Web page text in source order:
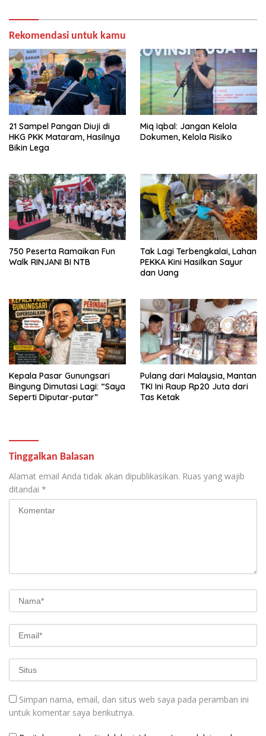
Rekomendasi untuk kamu
21 Sampel Pangan Diuji di
HKG PKK Mataram, Hasilnya
Bikin Lega
Miq Iqbal: Jangan Kelola
Dokumen, Kelola Risiko
750 Peserta Ramaikan Fun
Walk RINJANI BI NTB
Tak Lagi Terbengkalai, Lahan
PEKKA Kini Hasilkan Sayur
dan Uang
Kepala Pasar Gunungsari
Bingung Dimutasi Lagi: “Saya
Seperti Diputar-putar”
Pulang dari Malaysia, Mantan
TKI Ini Raup Rp20 Juta dari
Tas Ketak
Tinggalkan Balasan
Alamat email Anda tidak akan dipublikasikan. Ruas yang wajib
ditandai *
Simpan nama, email, dan situs web saya pada peramban ini
untuk komentar saya berikutnya.